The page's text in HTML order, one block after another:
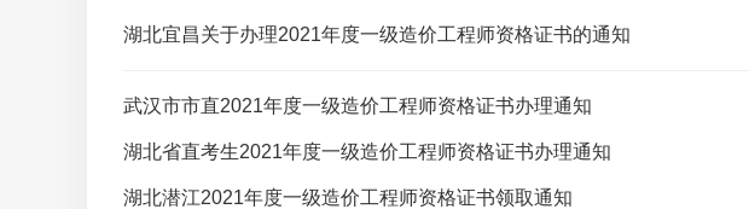
湖北宜昌关于办理2021年度一级造价工程师资格证书的通知
武汉市市直2021年度一级造价工程师资格证书办理通知
湖北省直考生2021年度一级造价工程师资格证书办理通知
湖北潜江2021年度一级造价工程师资格证书领取通知